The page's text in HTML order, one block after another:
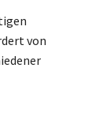
von